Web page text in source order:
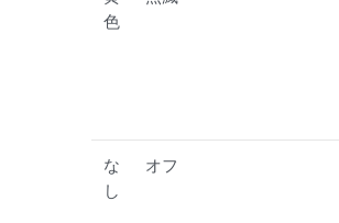
色
な
し
オフ